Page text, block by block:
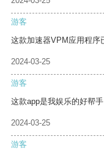
游客
这款加速器VPM应用程序
2024-03-25
游客
这款app是我娱乐的好帮
2024-03-25
游客